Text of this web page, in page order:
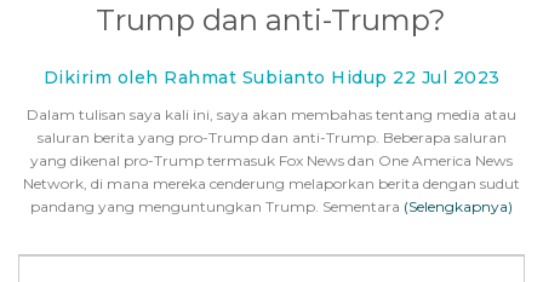
Trump dan anti-Trump?
Dikirim oleh Rahmat Subianto Hidup 22 Jul 2023
Dalam tulisan saya kali ini, saya akan membahas tentang media atau
saluran berita yang pro-Trump dan anti-Trump. Beberapa saluran
yang dikenal pro-Trump termasuk Fox News dan One America News
Network, di mana mereka cenderung melaporkan berita dengan sudut
pandang yang menguntungkan Trump. Sementara (Selengkapnya)